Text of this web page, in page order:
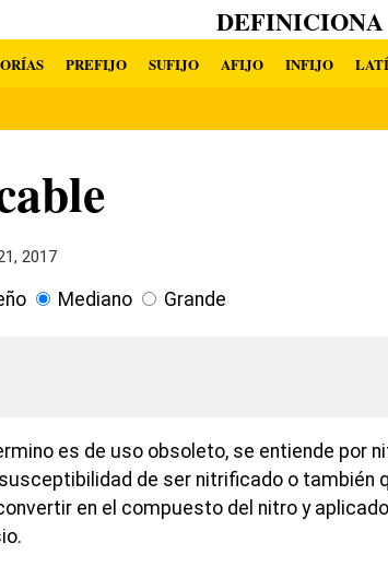
DEFINICIONA
PREFIJO SUFIJO AFIJO INFIJO
2017
Mediano Grande
es de uso obsoleto, se entiende por
de ser nitrificado o también
en el compuesto del nitro y